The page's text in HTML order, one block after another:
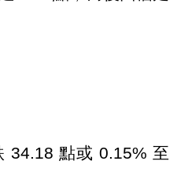
34.18 點或 0.15% 至